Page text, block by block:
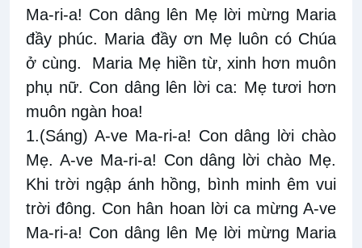
Ma-ri-a! Con dâng lên Mẹ lời mừng Maria
đầy phúc. Maria đầy ơn Mẹ luôn có Chúa
ở cùng. Maria Mẹ hiền từ, xinh hơn muôn
phụ nữ. Con dâng lên lời ca: Mẹ tươi hơn
muôn ngàn hoa!
1.(Sáng) A-ve Ma-ri-a! Con dâng lời chào
Mẹ. A-ve Ma-ri-a! Con dâng lời chào Mẹ.
Khi trời ngập ánh hồng, bình minh êm vui
trời đông. Con hân hoan lời ca mừng A-ve
Ma-ri-a! Con dâng lên Mẹ lời mừng Maria